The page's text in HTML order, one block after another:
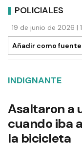
POLICIALES
19 de junio de 2026 |
Añadir como fuente
INDIGNANTE
Asaltaron a
cuando iba
la bicicleta